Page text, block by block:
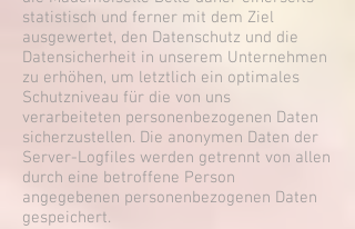
statistisch und ferner mit dem Ziel
ausgewertet, den Datenschutz und die
Datensicherheit in unserem Unternehmen
zu erhöhen, um letztlich ein optimales
Schutzniveau für die von uns
verarbeiteten personenbezogenen Daten
sicherzustellen. Die anonymen Daten der
Server-Logfiles werden getrennt von allen
durch eine betroffene Person
angegebenen personenbezogenen Daten
gespeichert.